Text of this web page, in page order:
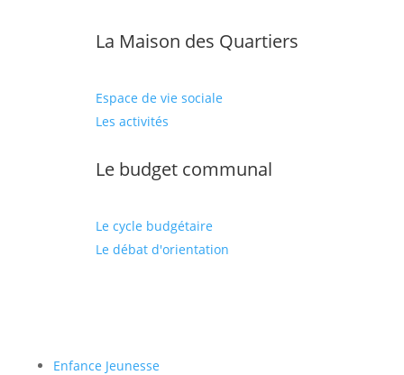
La Maison des Quartiers
Espace de vie sociale
Les activités
Le budget communal
Le cycle budgétaire
Le débat d'orientation
Enfance Jeunesse